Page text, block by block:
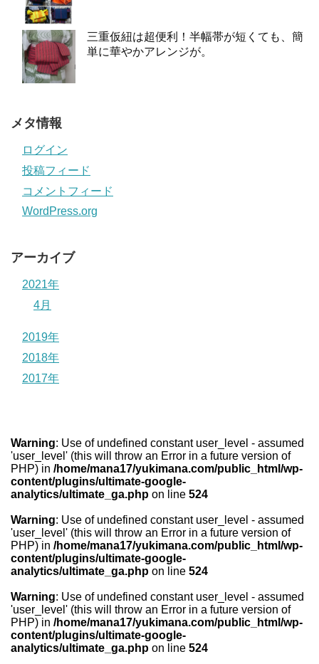
三重仮紐は超便利！半幅帯が短くても、簡
単に華やかアレンジが。
メタ情報
ログイン
投稿フィード
コメントフィード
WordPress.org
アーカイブ
2021年
4月
2019年
2018年
2017年
Warning: Use of undefined constant user_level - assumed
'user_level' (this will throw an Error in a future version of
PHP) in /home/mana17/yukimana.com/public_html/wp-
content/plugins/ultimate-google-
analytics/ultimate_ga.php on line 524
Warning: Use of undefined constant user_level - assumed
'user_level' (this will throw an Error in a future version of
PHP) in /home/mana17/yukimana.com/public_html/wp-
content/plugins/ultimate-google-
analytics/ultimate_ga.php on line 524
Warning: Use of undefined constant user_level - assumed
'user_level' (this will throw an Error in a future version of
PHP) in /home/mana17/yukimana.com/public_html/wp-
content/plugins/ultimate-google-
analytics/ultimate_ga.php on line 524